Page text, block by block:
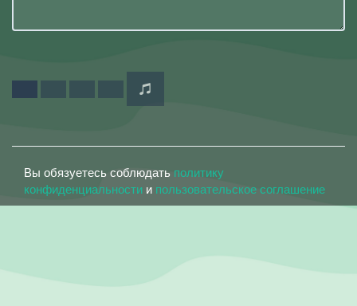
Вы обязуетесь соблюдать политику
конфиденциальности и пользовательское соглашение